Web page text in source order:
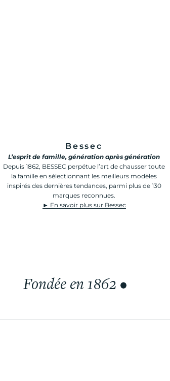
Bessec
L’esprit de famille, génération après génération
Depuis 1862, BESSEC perpétue l’art de chausser toute
la famille en sélectionnant les meilleurs modèles
inspirés des dernières tendances, parmi plus de 130
marques reconnues.
► En savoir plus sur Bessec
Fondée en 1862 •